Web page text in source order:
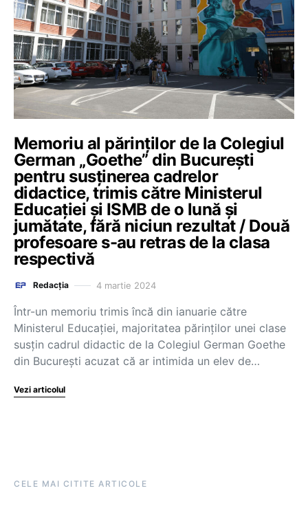
Memoriu al părinților de la Colegiul
German „Goethe” din București
pentru susținerea cadrelor
didactice, trimis către Ministerul
Educației și ISMB de o lună și
jumătate, fără niciun rezultat / Două
profesoare s-au retras de la clasa
respectivă
Redacția 4 martie 2024
Într-un memoriu trimis încă din ianuarie către
Ministerul Educației, majoritatea părinților unei clase
susțin cadrul didactic de la Colegiul German Goethe
din București acuzat că ar intimida un elev de…
Vezi articolul
CELE MAI CITITE ARTICOLE